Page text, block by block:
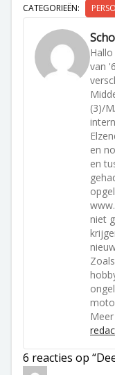
CATEGORIEËN:
van
(3)/
en
en
niet
6 reacties op